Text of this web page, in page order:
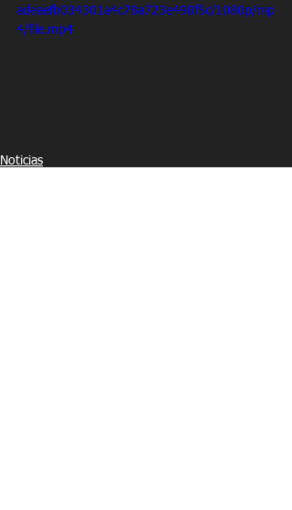
adeaefb034301a4c78a723e498f5c/1080p/mp
4/file.mp4
Noticias